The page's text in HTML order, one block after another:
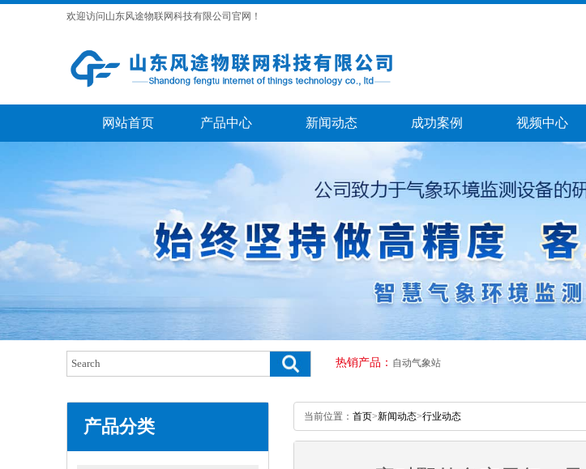
欢迎访问山东风途物联网科技有限公司官网！
网站首页 产品中心 新闻动态 成功案例 视频中心
热销产品： 自动气象站
产品分类 当前位置： 首页>新闻动态>行业动态